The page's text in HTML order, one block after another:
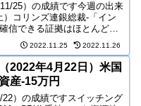
25）の成績です今週の出来
）コリンズ連銀総裁-「イン
信できる証拠はほとんど見
-「12月FOMCでも引き続き
が選択肢となる」米住宅市場-
件数、前月比5....
2022.11.25 2022.11.26
2022年4月22日）米国
産-15万円
22）の成績ですスイッチング